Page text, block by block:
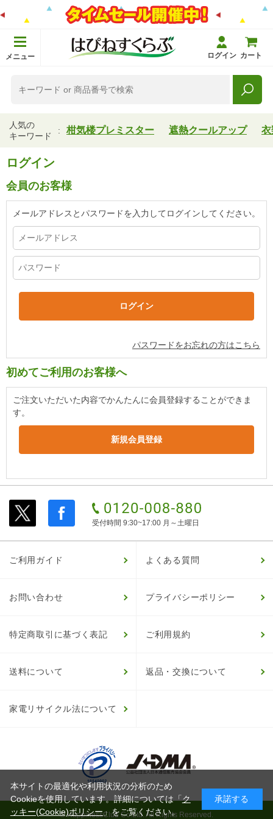
メニュー ログイン カート
人気の
キーワード
柑気楼プレミスター 遮熱クールアップ 衣
ログイン
会員のお客様
メールアドレスとパスワードを入力してログインしてください。
パスワードをお忘れの方はこちら
初めてご利用のお客様へ
ご注文いただいた内容でかんたんに会員登録することができま
す。
受付時間 9:30~17:00 月～土曜日
ご利用ガイド よくある質問
お問い合わせ プライバシーポリシー
特定商取引に基づく表記 ご利用規約
送料について 返品・交換について
家電リサイクル法について
© HappinessClub Co.Ltd. All Rights Reserved.
本サイトの最適化や利用状況の分析のため
Cookieを使用しています。詳細については「ク
ッキー(Cookie)ポリシー」をご覧ください。
承諾する